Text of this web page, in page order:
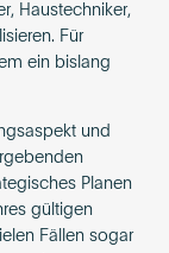
Haustechniker,
Für
ein bislang
und
Planen
gültigen
Fällen sogar